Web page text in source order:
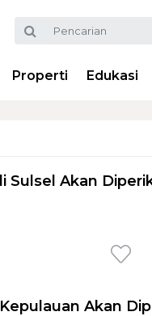
Properti Edukasi
Sulsel Akan
Akan